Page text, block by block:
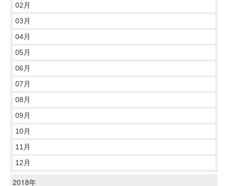
02月
03月
04月
05月
06月
07月
08月
09月
10月
11月
12月
2018年